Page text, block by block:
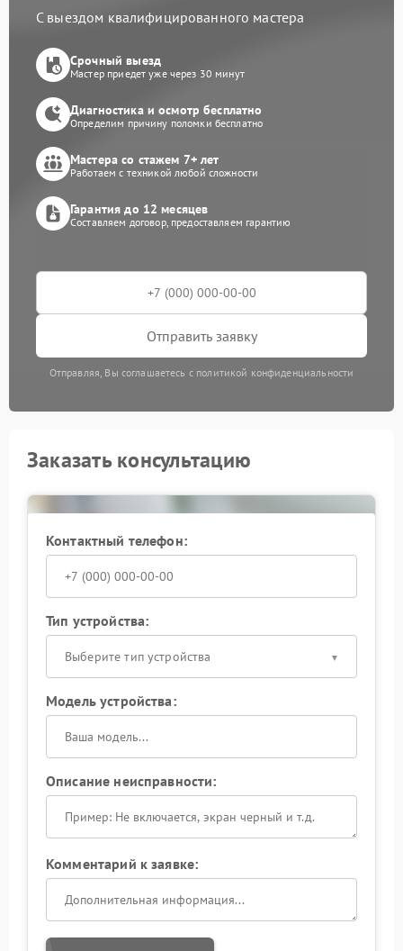
С выездом квалифицированного мастера
Срочный выезд
Мастер приедет уже через 30 минут
Диагностика и осмотр бесплатно
Определим причину поломки бесплатно
Мастера со стажем 7+ лет
Работаем с техникой любой сложности
Гарантия до 12 месяцев
Составляем договор, предоставляем гарантию
Отправить заявку
Отправляя, Вы соглашаетесь с политикой конфиденциальности
Заказать консультацию
Контактный телефон:
Тип устройства:
Выберите тип устройства
Модель устройства:
Описание неисправности:
Комментарий к заявке: